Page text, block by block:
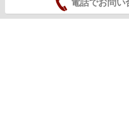
電話でお問い